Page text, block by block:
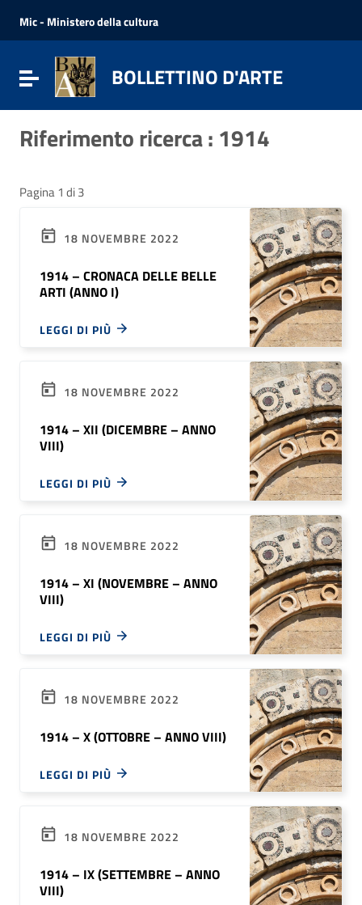
Vai al menu di navigazione
Vai al footer
Mic - Ministero della cultura
Attiva / disattiva la navigazione
BOLLETTINO D'ARTE
Riferimento ricerca : 1914
Pagina 1 di 3
18 NOVEMBRE 2022
1914 – CRONACA DELLE BELLE
ARTI (ANNO I)
LEGGI DI PIÙ
18 NOVEMBRE 2022
1914 – XII (DICEMBRE – ANNO
VIII)
LEGGI DI PIÙ
18 NOVEMBRE 2022
1914 – XI (NOVEMBRE – ANNO
VIII)
LEGGI DI PIÙ
18 NOVEMBRE 2022
1914 – X (OTTOBRE – ANNO VIII)
LEGGI DI PIÙ
18 NOVEMBRE 2022
1914 – IX (SETTEMBRE – ANNO
VIII)